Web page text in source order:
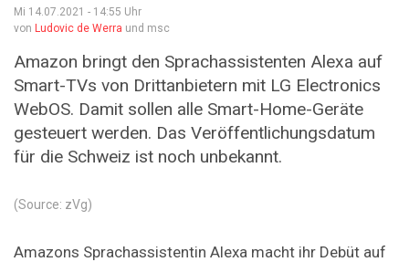
Mi 14.07.2021 - 14:55 Uhr
von Ludovic de Werra und msc
Amazon bringt den Sprachassistenten Alexa auf
Smart-TVs von Drittanbietern mit LG Electronics
WebOS. Damit sollen alle Smart-Home-Geräte
gesteuert werden. Das Veröffentlichungsdatum
für die Schweiz ist noch unbekannt.
(Source: zVg)
Amazons Sprachassistentin Alexa macht ihr Debüt auf